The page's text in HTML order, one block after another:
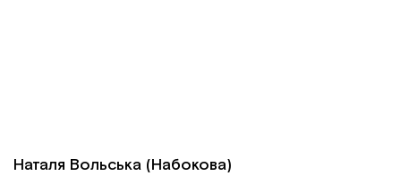
Наталя Вольська (Набокова)